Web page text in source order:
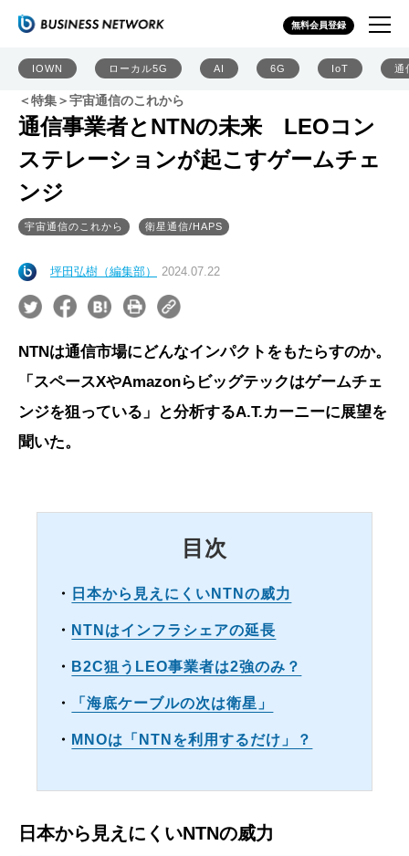
無料会員登録
IOWN ローカル5G AI 6G IoT 通
＜特集＞宇宙通信のこれから
通信事業者とNTNの未来 LEOコン
ステレーションが起こすゲームチェ
ンジ
宇宙通信のこれから 衛星通信/HAPS
坪田弘樹（編集部） 2024.07.22
NTNは通信市場にどんなインパクトをもたらすのか。
「スペースXやAmazonらビッグテックはゲームチェ
ンジを狙っている」と分析するA.T.カーニーに展望を
聞いた。
目次
・ 日本から見えにくいNTNの威力
・ NTNはインフラシェアの延長
・ B2C狙うLEO事業者は2強のみ？
・ 「海底ケーブルの次は衛星」
・ MNOは「NTNを利用するだけ」？
日本から見えにくいNTNの威力